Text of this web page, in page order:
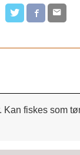
fiskes som